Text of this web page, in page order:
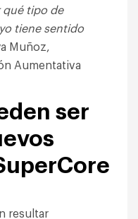
qué tipo de
tiene sentido
Muñoz,
Aumentativa
ser
resultar